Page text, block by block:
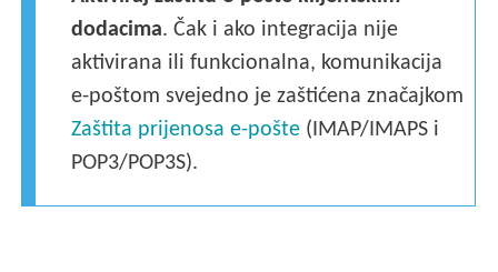
dodacima. Čak i ako integracija nije
aktivirana ili funkcionalna, komunikacija
e-poštom svejedno je zaštićena značajkom
Zaštita prijenosa e-pošte (IMAP/IMAPS i
POP3/POP3S).